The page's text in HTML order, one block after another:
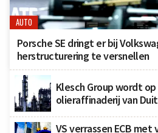
AUTO
Porsche SE dringt er bij
herstructurering te versnellen
Klesch Group wordt
olieraffinaderij van
VS verrassen ECB met